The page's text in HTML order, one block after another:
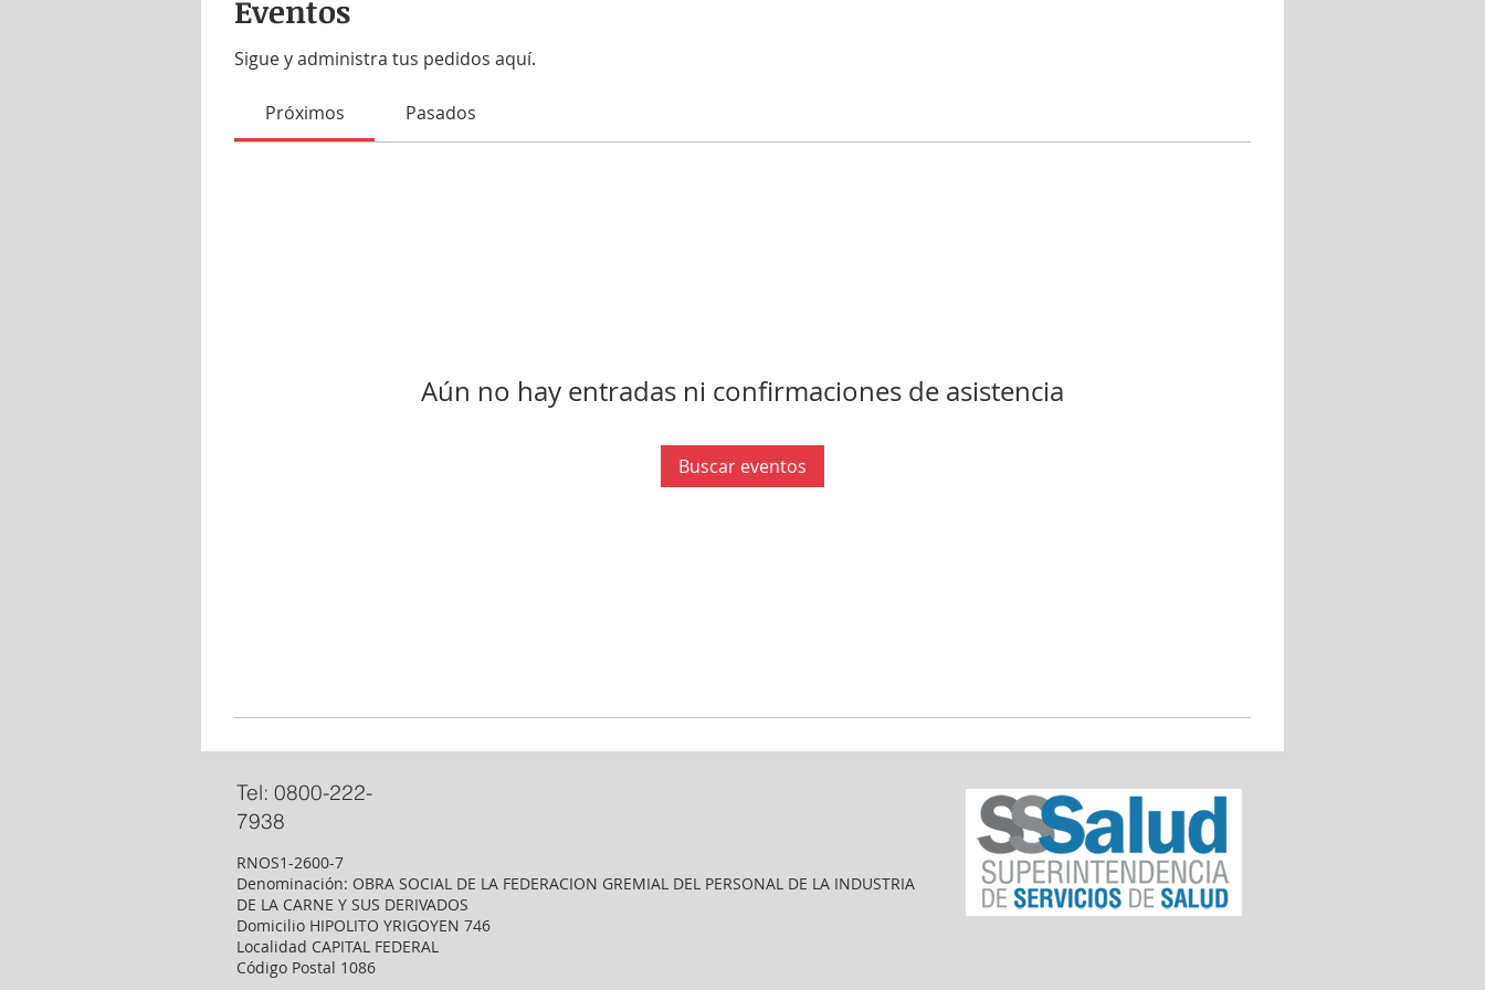
Eventos
Sigue y administra tus pedidos aquí.
Próximos Pasados
Aún no hay entradas ni confirmaciones de asistencia
Buscar eventos
RNOS1-2600-7
Denominación: OBRA SOCIAL DE LA FEDERACION GREMIAL DEL PERSONAL DE LA INDUSTRIA
DE LA CARNE Y SUS DERIVADOS
Domicilio HIPOLITO YRIGOYEN 746
Localidad CAPITAL FEDERAL
Código Postal 1086
Tel: 0800-222-
7938